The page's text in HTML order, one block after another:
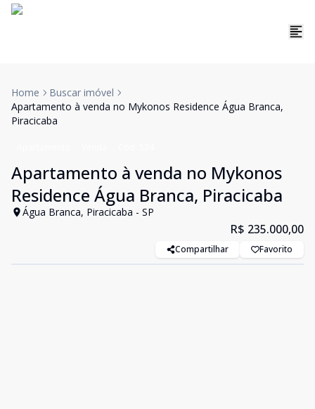
Home
Buscar imóvel
Apartamento à venda no Mykonos Residence Água Branca,
Piracicaba
Apartamento à venda no Mykonos
Residence Água Branca, Piracicaba
Água Branca, Piracicaba - SP
R$ 235.000,00
Compartilhar Favorito